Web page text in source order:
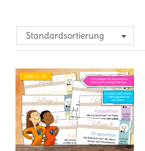
Standardsortierung